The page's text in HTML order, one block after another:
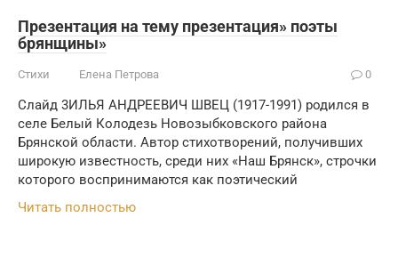
Презентация на тему презентация» поэты
брянщины»
Стихи Елена Петрова 0
Слайд 3ИЛЬЯ АНДРЕЕВИЧ ШВЕЦ (1917-1991) родился в
селе Белый Колодезь Новозыбковского района
Брянской области. Автор стихотворений, получивших
широкую из­вестность, среди них «Наш Брянск», строчки
которого воспринимаются как поэтический
Читать полностью